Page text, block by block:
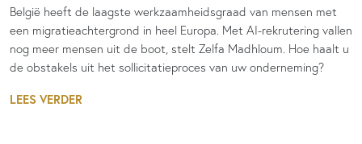
België heeft de laagste werkzaamheidsgraad van mensen met
een migratieachtergrond in heel Europa. Met AI-rekrutering vallen
nog meer mensen uit de boot, stelt Zelfa Madhloum. Hoe haalt u
de obstakels uit het sollicitatieproces van uw onderneming?
LEES VERDER